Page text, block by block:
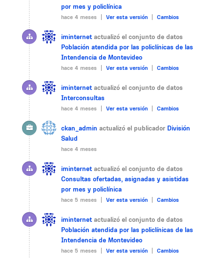
por mes y policlínica
hace 4 meses | Ver esta versión Cambios
iminternet actualizó el conjunto de datos
Población atendida por las policlínicas de las
Intendencia de Montevideo
hace 4 meses | Ver esta versión Cambios
iminternet actualizó el conjunto de datos
Interconsultas
hace 4 meses | Ver esta versión Cambios
ckan_admin actualizó el publicador División
Salud
hace 4 meses
iminternet actualizó el conjunto de datos
Consultas ofertadas, asignadas y asistidas
por mes y policlínica
hace 5 meses | Ver esta versión Cambios
iminternet actualizó el conjunto de datos
Población atendida por las policlínicas de las
Intendencia de Montevideo
hace 5 meses | Ver esta versión Cambios